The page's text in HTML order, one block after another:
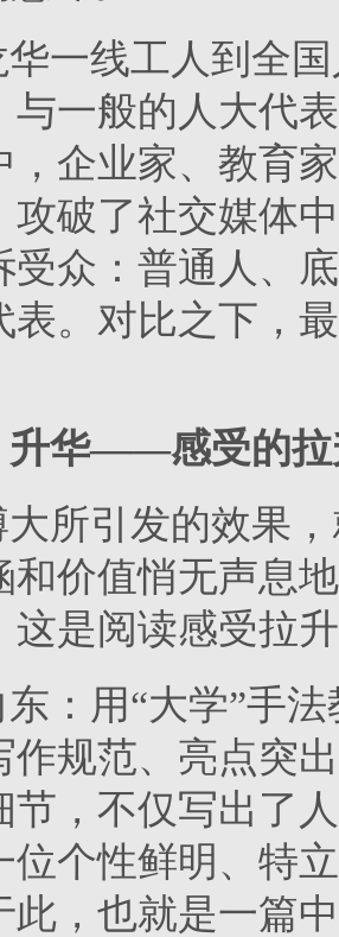
华一线工人到全
与一般的人大代
，企业家、教育
攻破了社交媒体
受众：普通人、
表。对比之下，
升华——感受的
大所引发的效果
和价值悄无声息
这是阅读感受拉
东：用“大学”手
作规范、亮点突
节，不仅写出了
位个性鲜明、特
此，也就是一篇